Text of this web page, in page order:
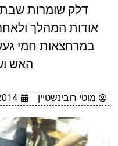
דלק שומרות שבת
אודות המהלך
במרחצאות חמי
האש
מוטי רובינשטיין